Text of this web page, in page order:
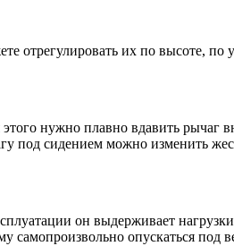
их по высоте, по
нужно плавно вдавить рычаг
под сидением можно изменить
он выдерживает нагрузки
опускаться под